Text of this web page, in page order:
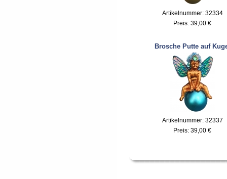
Artikelnummer: 32334
Preis: 39,00 €
Brosche Putte auf
Artikelnummer: 32337
Preis: 39,00 €